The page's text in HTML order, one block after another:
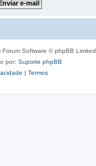
Forum Software © phpBB Limited
por: Suporte phpBB
| Termos